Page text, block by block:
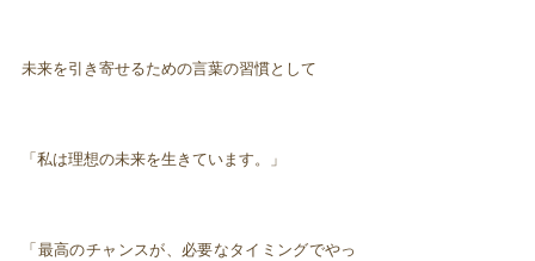
未来を引き寄せるための言葉の習慣として
「私は理想の未来を生きています。」
「最高のチャンスが、必要なタイミングでやっ